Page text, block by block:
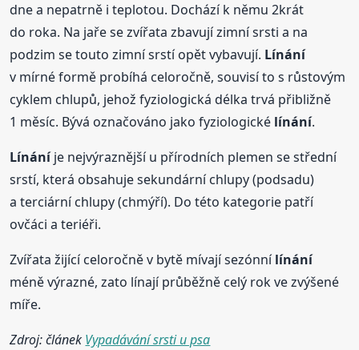
dne a nepatrně i teplotou. Dochází k němu 2krát
do roka. Na jaře se zvířata zbavují zimní srsti a na
podzim se touto zimní srstí opět vybavují. Línání
v mírné formě probíhá celoročně, souvisí to s růstovým
cyklem chlupů, jehož fyziologická délka trvá přibližně
1 měsíc. Bývá označováno jako fyziologické línání.
Línáníje nejvýraznější u přírodních plemen se střední
srstí, která obsahuje sekundární chlupy (podsadu)
a terciární chlupy (chmýří). Do této kategorie patří
ovčáci a teriéři.
Zvířata žijící celoročně v bytě mívají sezónnílínání
méně výrazné, zato línají průběžně celý rok ve zvýšené
míře.
Zdroj: článek Vypadávání srsti u psa